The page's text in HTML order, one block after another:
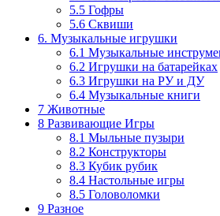
5.5 Гофры
5.6 Сквиши
6. Музыкальные игрушки
6.1 Музыкальные
6.2 Игрушки на батарейках
6.3 Игрушки на РУ и ДУ
6.4 Музыкальные книги
7 Животные
8 Развивающие Игры
8.1 Мыльные пузыри
8.2 Конструкторы
8.3 Кубик рубик
8.4 Настольные игры
8.5 Головоломки
9 Разное